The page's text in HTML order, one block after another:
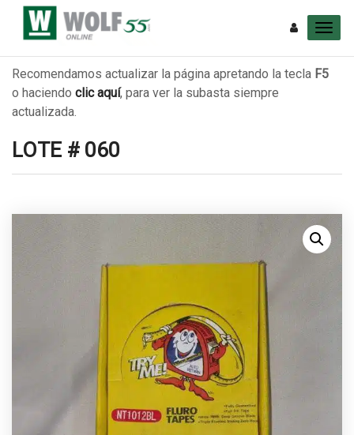
Recomendamos actualizar la página apretando la tecla F5
o haciendo clic aquí, para ver la subasta siempre
actualizada.
LOTE # 060